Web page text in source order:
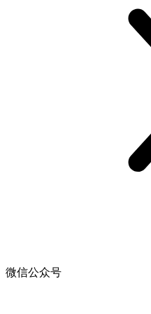
微信公众号